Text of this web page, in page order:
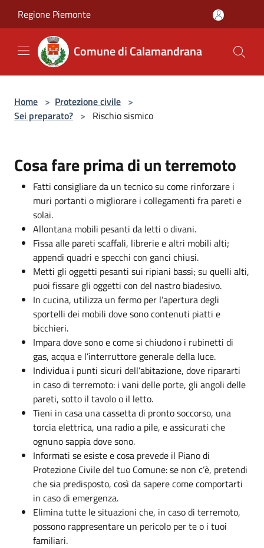
Regione Piemonte
Comune di Calamandrana
Home > Protezione civile >
Sei preparato? > Rischio sismico
Cosa fare prima di un terremoto
Fatti consigliare da un tecnico su come rinforzare i
muri portanti o migliorare i collegamenti fra pareti e
solai.
Allontana mobili pesanti da letti o divani.
Fissa alle pareti scaffali, librerie e altri mobili alti;
appendi quadri e specchi con ganci chiusi.
Metti gli oggetti pesanti sui ripiani bassi; su quelli alti,
puoi fissare gli oggetti con del nastro biadesivo.
In cucina, utilizza un fermo per l’apertura degli
sportelli dei mobili dove sono contenuti piatti e
bicchieri.
Impara dove sono e come si chiudono i rubinetti di
gas, acqua e l’interruttore generale della luce.
Individua i punti sicuri dell’abitazione, dove ripararti
in caso di terremoto: i vani delle porte, gli angoli delle
pareti, sotto il tavolo o il letto.
Tieni in casa una cassetta di pronto soccorso, una
torcia elettrica, una radio a pile, e assicurati che
ognuno sappia dove sono.
Informati se esiste e cosa prevede il Piano di
Protezione Civile del tuo Comune: se non c’è, pretendi
che sia predisposto, così da sapere come comportarti
in caso di emergenza.
Elimina tutte le situazioni che, in caso di terremoto,
possono rappresentare un pericolo per te o i tuoi
familiari.